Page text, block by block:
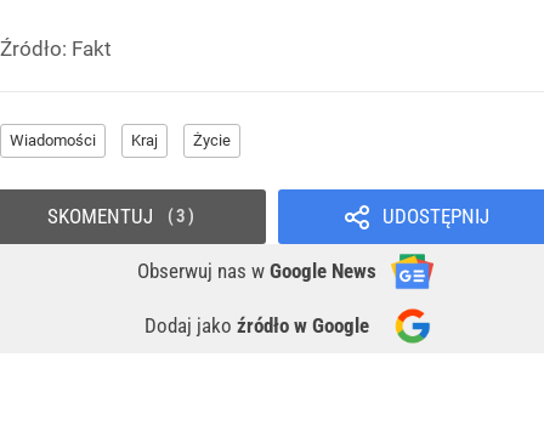
Źródło: Fakt
Wiadomości Kraj Życie
UDOSTĘPNIJ
Obserwuj nas w Google News
Dodaj jako źródło w Google
SKOMENTUJ 3